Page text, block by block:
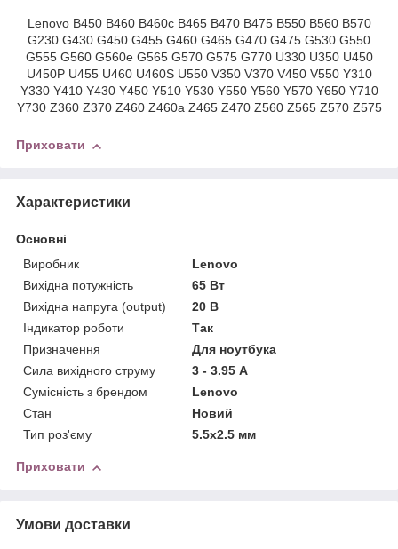
Lenovo B450 B460 B460c B465 B470 B475 B550 B560 B570
G230 G430 G450 G455 G460 G465 G470 G475 G530 G550
G555 G560 G560e G565 G570 G575 G770 U330 U350 U450
U450P U455 U460 U460S U550 V350 V370 V450 V550 Y310
Y330 Y410 Y430 Y450 Y510 Y530 Y550 Y560 Y570 Y650 Y710
Y730 Z360 Z370 Z460 Z460a Z465 Z470 Z560 Z565 Z570 Z575
Приховати
Характеристики
Основні
Виробник
Lenovo
Вихідна потужність
65 Вт
Вихідна напруга (output)
20 В
Індикатор роботи
Так
Призначення
Для ноутбука
Сила вихідного струму
3 - 3.95 А
Сумісність з брендом
Lenovo
Стан
Новий
Тип роз'єму
5.5x2.5 мм
Приховати
Умови доставки